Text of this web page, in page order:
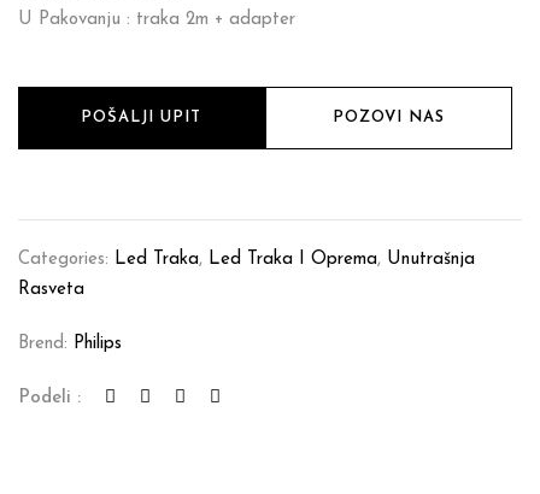
U Pakovanju : traka 2m + adapter
POŠALJI UPIT POZOVI NAS
Categories: Led Traka, Led Traka I Oprema, Unutrašnja
Rasveta
Brend: Philips
Podeli :